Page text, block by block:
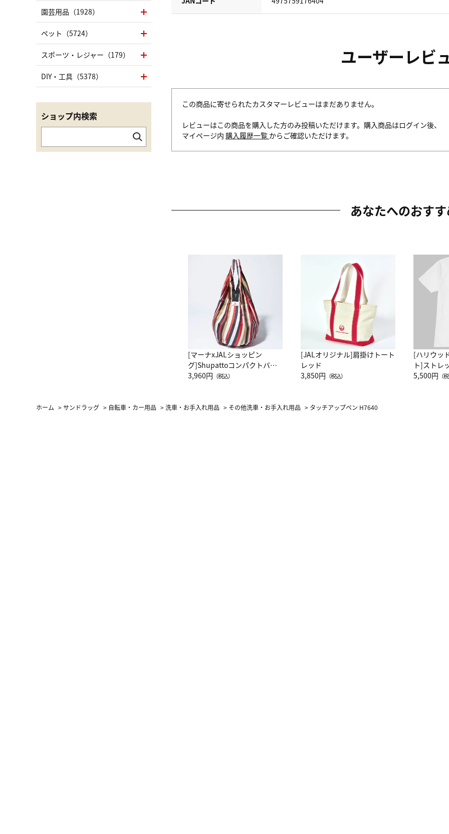
ユーザーレビ
この商品に寄せられたカスタマーレビューはまだありません。
レビューはこの商品を購入した方のみ投稿いただけます。購入商品はログイン後、
マイページ内 購入履歴一覧 からご確認いただけます。
あなたへのおす
[マーナxJALショッピン
グ]Shupattoコンパクトバッ
グ Drop JAL客室乗務員
3,960円 （税込）
[JALオリジナル]肩掛けトート
レッド
3,850円 （税込）
[ハリウッ
ト]ストレ
ーネック
5,500円 （
園芸用品（1928）
ペット（5724）
スポーツ・レジャー（179）
DIY・工具（5378）
ショップ内検索
ホーム >サンドラッグ > 自転車・カー用品 >洗車・お手入れ用品 > その他洗車・お手入れ用品 > タッチアップペン H7640